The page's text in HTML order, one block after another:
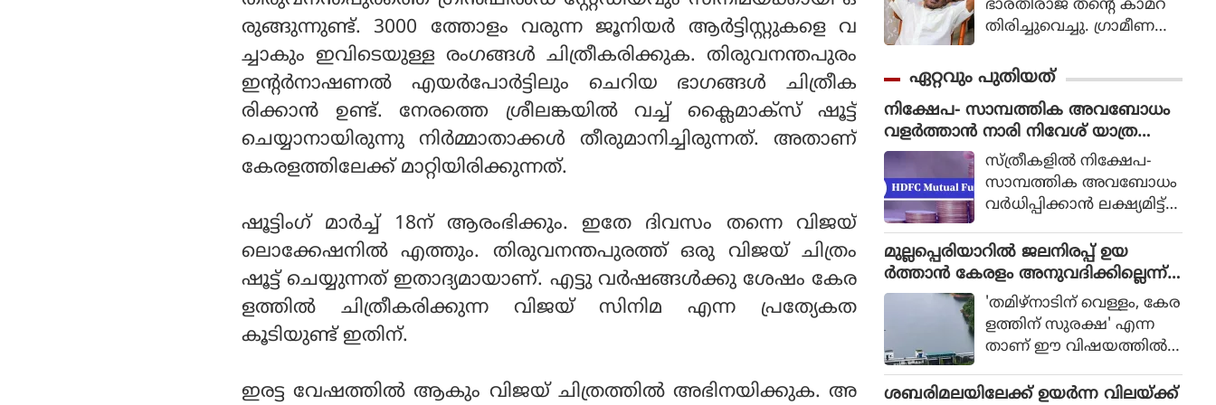
രുങ്ങുന്നുണ്ട്. 3000 ത്തോളം വരുന്ന ജൂനിയര്‍ ആര്‍ട്ടിസ്റ്റുകളെ വ
ച്ചാകും ഇവിടെയുള്ള രംഗങ്ങള്‍ ചിത്രീകരിക്കുക. തിരുവനന്തപുരം
ഇന്റര്‍നാഷണല്‍ എയര്‍പോര്‍ട്ടിലും ചെറിയ ഭാഗങ്ങള്‍ ചിത്രീക
രിക്കാന്‍ ഉണ്ട്. നേരത്തെ ശ്രീലങ്കയില്‍ വച്ച് ക്ലൈമാക്‌സ് ഷൂട്ട്
ചെയ്യാനായിരുന്നു നിര്‍മ്മാതാക്കള്‍ തീരുമാനിച്ചിരുന്നത്. അതാണ്
കേരളത്തിലേക്ക് മാറ്റിയിരിക്കുന്നത്.
ഷൂട്ടിംഗ് മാര്‍ച്ച് 18ന് ആരംഭിക്കും. ഇതേ ദിവസം തന്നെ വിജയ്
ലൊക്കേഷനില്‍ എത്തും. തിരുവനന്തപുരത്ത് ഒരു വിജയ് ചിത്രം
ഷൂട്ട് ചെയ്യുന്നത് ഇതാദ്യമായാണ്. എട്ടു വര്‍ഷങ്ങള്‍ക്കു ശേഷം കേര
ളത്തില്‍ ചിത്രീകരിക്കുന്ന വിജയ് സിനിമ എന്ന പ്രത്യേകത
കൂടിയുണ്ട് ഇതിന്.
ഇരട്ട വേഷത്തില്‍ ആകും വിജയ് ചിത്രത്തില്‍ അഭിനയിക്കുക. അ
ഭാരതിരാജ തന്റെ കാമറ
തിരിച്ചുവെച്ചു. ഗ്രാമീണ
യായ തലത്തില്‍ ആ
വിഷ്‌കരിച്ചുകൊണ്ടാണ്
ഭാരതിരാജ വിപ്ലവം
തീര്‍ത്തത്.
ഏറ്റവും പുതിയത്
നിക്ഷേപ- സാമ്പത്തിക അവബോധം
വളർത്താൻ നാരി നിവേശ് യാത്ര
സംഘടിപ്പിച്ചു സ്ത്രീകളിൽ നിക്ഷേപ-
സാമ്പത്തിക അവബോധം
വർധിപ്പിക്കാൻ ലക്ഷ്യമിട്ട്
ഫണ്ട് നടത്തിയ നാരി
നിവേശ് യാത്രയുടെ
തൃശ്ശൂരിലെ പര്യടനം സ
മാപിച്ചു. ജൂൺ 26-ന്
ചെന്നൈയിൽ നിന്നും ആ
രംഭിച്ച ഈ രാജ്യവ്യാപക
നിക്ഷേപക വിദ്യാഭ്യാസ-അ
വബോധ പരിപാടിയുടെ
മുല്ലപ്പെരിയാറില്‍ ജലനിരപ്പ് ഉയ
ര്‍ത്താന്‍ കേരളം അനുവദിക്കില്ലെന്ന്
മന്ത്രി മോന്‍സ് ജോസഫ്'തമിഴ്നാടിന് വെള്ളം, കേര
ളത്തിന് സുരക്ഷ' എന്ന
താണ് ഈ വിഷയത്തില്‍
കൃത്യമായ നിലപാടെന്നും
ശബരിമലയിലേക്ക് ഉയര്‍ന്ന വിലയ്ക്ക്